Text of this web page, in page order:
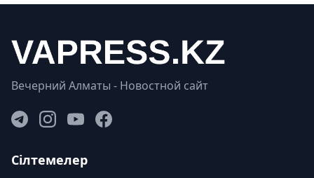
Вечерний Алматы - Новостной сайт
Сілтемелер